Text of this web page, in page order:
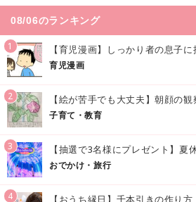
08/06のランキング
1 【育児漫画】しっかり者の息子
育児漫画
2
子育て・教育
3
おでかけ・旅行
4